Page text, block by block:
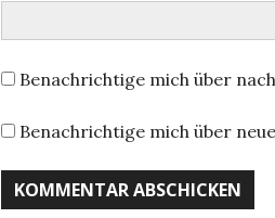
Benachrichtige mich über
Benachrichtige mich über